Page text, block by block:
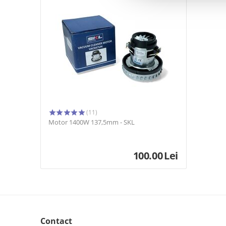
(11)
Motor 1400W 137,5mm - SKL
100.00Lei
Contact